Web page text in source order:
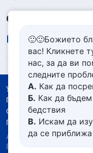
Свържете се с нас
Условия за ползване
Политика за
Със съдействието на
Политика за бисквитките
Авторско право © 2026
Бог.
🙂🙂Божието
вас! Кликнете
нас, за да ви
следните
А. Как да
Б. Как да
бедствия
В. Искам да
да се